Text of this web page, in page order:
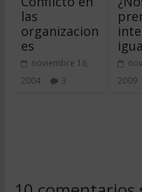
las
organizacion
es
noviembre 16,
2004
3
2009